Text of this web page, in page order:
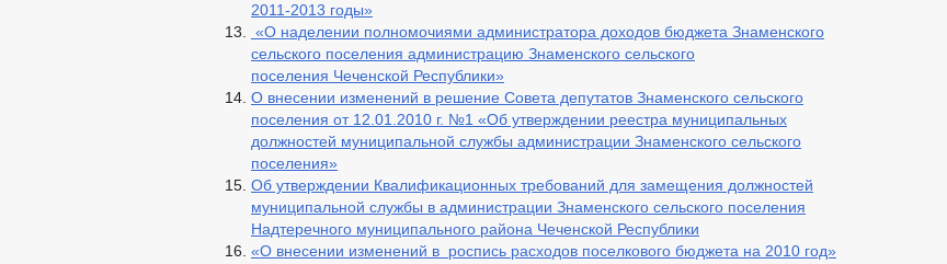
2011-2013 годы»
«О наделении полномочиями администратора доходов бюджета Знаменского
сельского поселения администрацию Знаменского сельского
поселения Чеченской Республики»
О внесении изменений в решение Совета депутатов Знаменского сельского
поселения от 12.01.2010 г. №1 «Об утверждении реестра муниципальных
должностей муниципальной службы администрации Знаменского сельского
поселения»
Об утверждении Квалификационных требований для замещения должностей
муниципальной службы в администрации Знаменского сельского поселения
Надтеречного муниципального района Чеченской Республики
«О внесении изменений в роспись расходов поселкового бюджета на 2010 год»